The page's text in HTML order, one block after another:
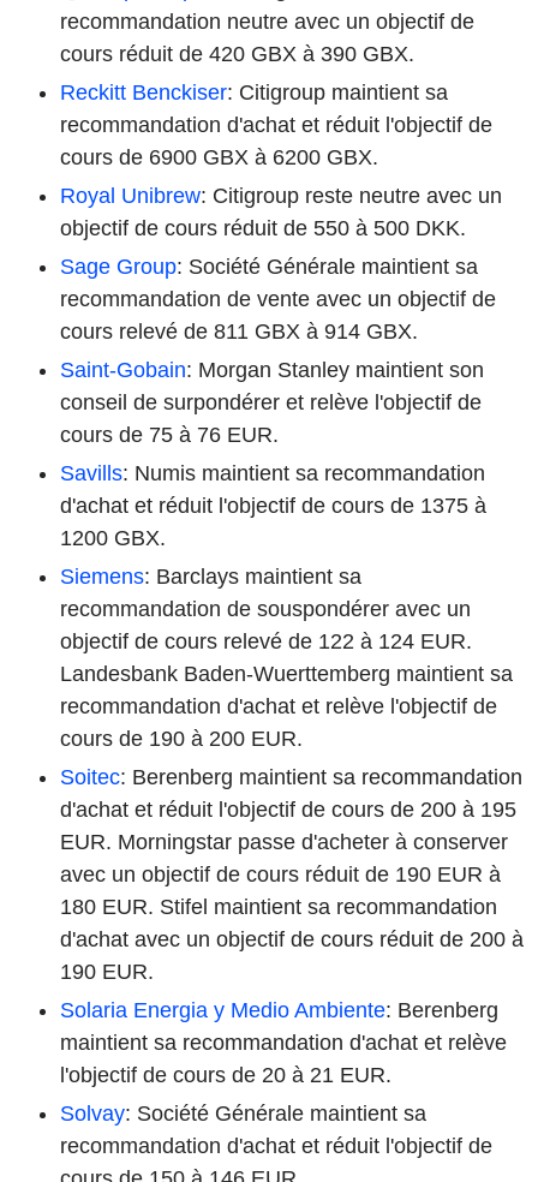
recommandation neutre avec un objectif de
cours réduit de 420 GBX à 390 GBX.
Reckitt Benckiser: Citigroup maintient sa
recommandation d'achat et réduit l'objectif de
cours de 6900 GBX à 6200 GBX.
Royal Unibrew: Citigroup reste neutre avec un
objectif de cours réduit de 550 à 500 DKK.
Sage Group: Société Générale maintient sa
recommandation de vente avec un objectif de
cours relevé de 811 GBX à 914 GBX.
Saint-Gobain: Morgan Stanley maintient son
conseil de surpondérer et relève l'objectif de
cours de 75 à 76 EUR.
Savills: Numis maintient sa recommandation
d'achat et réduit l'objectif de cours de 1375 à
1200 GBX.
Siemens: Barclays maintient sa
recommandation de souspondérer avec un
objectif de cours relevé de 122 à 124 EUR.
Landesbank Baden-Wuerttemberg maintient sa
recommandation d'achat et relève l'objectif de
cours de 190 à 200 EUR.
Soitec: Berenberg maintient sa recommandation
d'achat et réduit l'objectif de cours de 200 à 195
EUR. Morningstar passe d'acheter à conserver
avec un objectif de cours réduit de 190 EUR à
180 EUR. Stifel maintient sa recommandation
d'achat avec un objectif de cours réduit de 200 à
190 EUR.
Solaria Energia y Medio Ambiente: Berenberg
maintient sa recommandation d'achat et relève
l'objectif de cours de 20 à 21 EUR.
Solvay: Société Générale maintient sa
recommandation d'achat et réduit l'objectif de